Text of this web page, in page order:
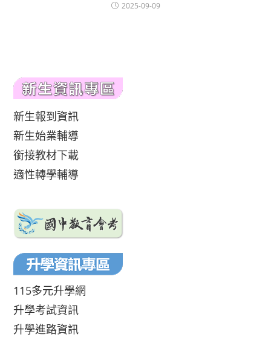
2025-09-09
新生報到資訊
新生始業輔導
銜接教材下載
適性轉學輔導
115多元升學網
升學考試資訊
升學進路資訊